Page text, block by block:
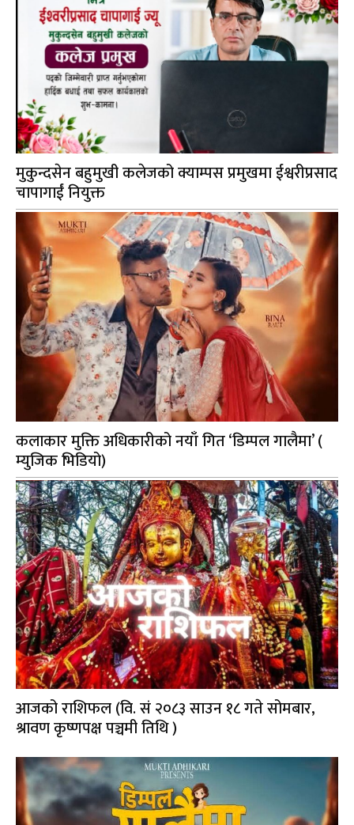
मुकुन्दसेन बहुमुखी कलेजको क्याम्पस प्रमुखमा ईश्वरीप्रसाद
चापागाईं नियुक्त
कलाकार मुक्ति अधिकारीको नयाँ गित ‘डिम्पल गालैमा’ (
म्युजिक भिडियो)
आजको राशिफल (वि. सं २०८३ साउन १८ गते सोमबार,
श्रावण कृष्णपक्ष पञ्चमी तिथि )